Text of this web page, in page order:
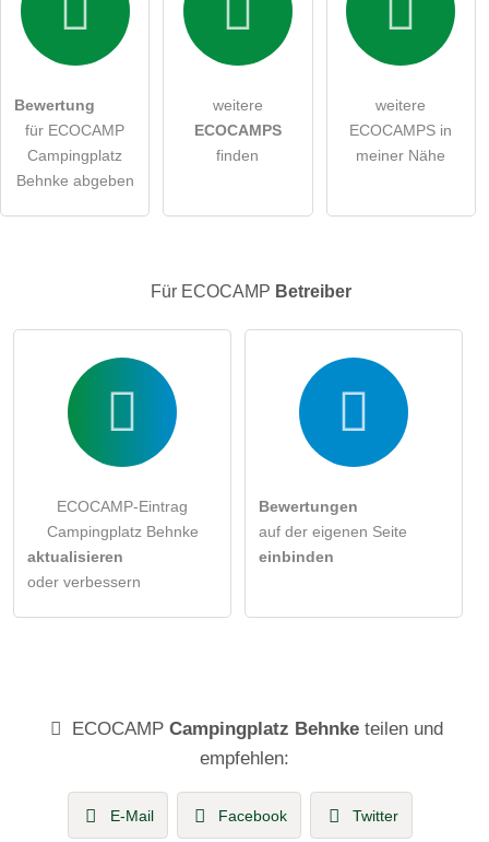
Die Datenschutzerklärunghabe ich zur Kenntnis genommen.
Besucher sichtbar
Bewertung
für ECOCAMP
Campingplatz
Behnke abgeben
weitere
ECOCAMPS
finden
weitere
ECOCAMPS in
meiner Nähe
Für ECOCAMP Betreiber
ECOCAMP-Eintrag
Campingplatz Behnke
aktualisieren
oder verbessern
Bewertungen
auf der eigenen Seite
einbinden
ECOCAMP Campingplatz Behnketeilen und
empfehlen:
E-Mail Facebook Twitter